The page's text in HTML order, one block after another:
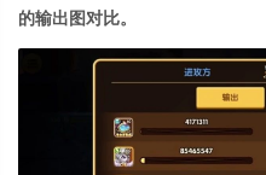
的输出图对比。